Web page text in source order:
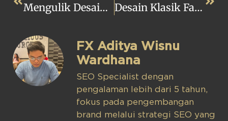
Mengulik Desain Klasik Georgian Khas Dataran Britania Raya Desain Klasik Farmhouse Yang Hangat, Cocok Untuk Rumah Pensiun
FX Aditya Wisnu
Wardhana
SEO Specialist dengan
pengalaman lebih dari 5 tahun,
fokus pada pengembangan
brand melalui strategi SEO yang